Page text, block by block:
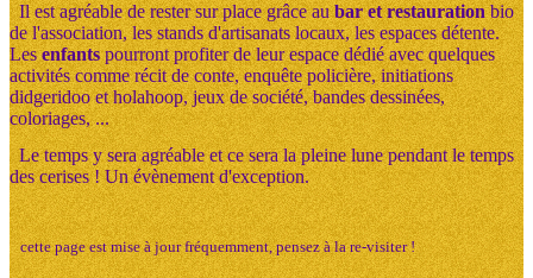
Il est agréable de rester sur place grâce aubar et restaurationbio
de l'association, les stands d'artisanats locaux, les espaces détente.
Lesenfantspourront profiter de leur espace dédié avec quelques
activités comme récit de conte, enquête policière, initiations
didgeridoo et holahoop, jeux de société, bandes dessinées,
coloriages, ...
Le temps y sera agréable et ce sera la pleine lune pendant le temps
des cerises ! Un évènement d'exception.
cette page est mise à jour fréquemment, pensez à la re-visiter !